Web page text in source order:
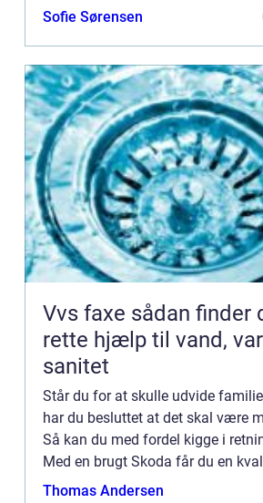
billig penge, som kan holde i
Sofie Sørensen
Vvs faxe sådan finder du den
rette hjælp til vand,
sanitet
Står du for at skulle udvide
har du besluttet at det skal være
Så kan du med fordel kigge i
Med en brugt Skoda får du en
billig penge, som kan holde i
Thomas Andersen